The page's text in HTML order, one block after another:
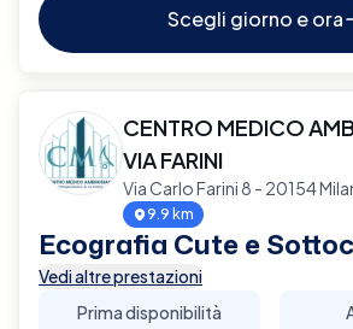
Scegli giorno e ora
CENTRO MEDICO
VIA FARINI
Via Carlo Farini 8 - 20154
9.9 km
Ecografia Cute e
Vedi altre prestazioni
Prima disponibilità